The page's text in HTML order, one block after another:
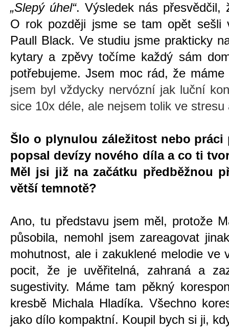
„Slepý úhel“. Výsledek nás přesvědčil,
O rok později jsme se tam opět
Paull Black. Ve studiu jsme prakticky
kytary a zpěvy točíme každý sám
potřebujeme. Jsem moc rád, že
jsem byl vždycky nervózní jak luční
sice 10x déle, ale nejsem tolik ve
Šlo o plynulou záležitost nebo
popsal devízy nového díla a co ti
Měl jsi již na začátku předběžnou
větší temnotě?
Ano, tu představu jsem měl, protože
působila, nemohl jsem zareagovat
mohutnost, ale i zakuklené melodie ve
pocit, že je uvěřitelná, zahraná a
sugestivity. Máme tam pěkný
kresbě Michala Hladíka. Všechno
jako dílo kompaktní. Koupil bych si ji,